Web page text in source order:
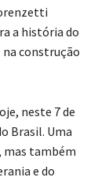
a história do
na construção
neste 7 de
Brasil. Uma
mas também
e do